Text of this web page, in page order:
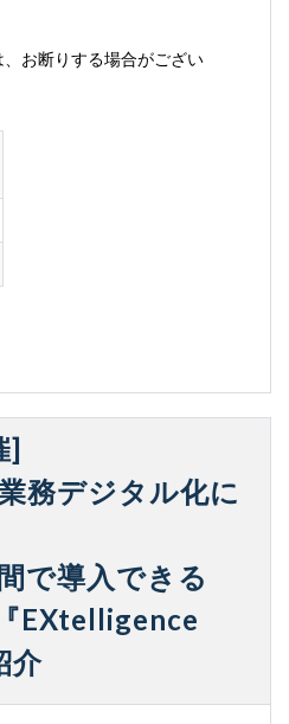
お断りする場合がござい
]
務デジタル化に
で導入できる
EXtelligence
介